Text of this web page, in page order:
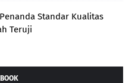
Standar Kualitas
Teruji